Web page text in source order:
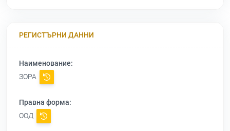
РЕГИСТЪРНИ ДАННИ
Наименование:
ЗОРА
Правна форма:
ООД